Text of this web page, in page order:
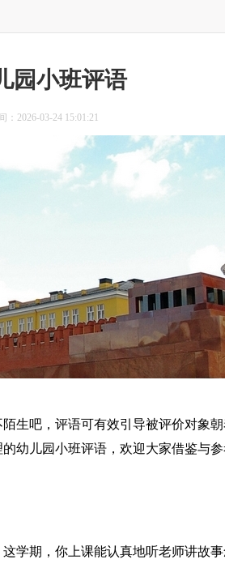
园小班评语
：2026-03-24 15:01:21
生吧，评语可有效引导被评价对象
幼儿园小班评语，欢迎大家借鉴与
学期，你上课能认真地听老师讲故